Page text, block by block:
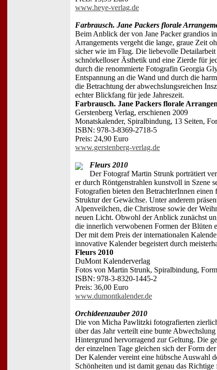
www.heye-verlag.de
Farbrausch. Jane Packers florale
Beim Anblick der von Jane Packer grandios
Arrangements vergeht die lange, graue Zeit
sicher wie im Flug. Die liebevolle Detailarbeit
schnörkelloser Ästhetik und eine Zierde für
durch die renommierte Fotografin Georgia
Entspannung an die Wand und durch die
die Betrachtung der abwechslungsreichen
echter Blickfang für jede Jahreszeit.
Farbrausch. Jane Packers florale
Gerstenberg Verlag, erschienen 2009
Monatskalender, Spiralbindung, 13 Seiten,
ISBN: 978-3-8369-2718-5
Preis: 24,90 Euro
www.gerstenberg-verlag.de
Fleurs 2010
Der Fotograf Martin Strunk porträtiert
er durch Röntgenstrahlen kunstvoll in Szene
Fotografien bieten den BetrachterInnen
Struktur der Gewächse. Unter anderem
Alpenveilchen, die Christrose sowie der
neuen Licht. Obwohl der Anblick zunächst
die innerlich verwobenen Formen der Blüten
Der mit dem Preis der internationalen
innovative Kalender begeistert durch
Fleurs 2010
DuMont Kalenderverlag
Fotos von Martin Strunk, Spiralbindung,
ISBN: 978-3-8320-1445-2
Preis: 36,00 Euro
www.dumontkalender.de
Orchideenzauber 2010
Die von Micha Pawlitzki fotografierten
über das Jahr verteilt eine bunte
Hintergrund hervorragend zur Geltung. Die
der einzelnen Tage gleichen sich der Form
Der Kalender vereint eine hübsche Auswahl
Schönheiten und ist damit genau das